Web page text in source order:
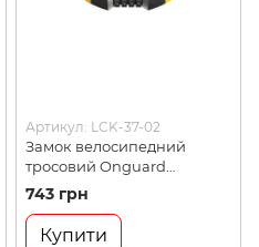
Артикул: LCK-37-02
Замок велосипедний
тросовий Onguard
Doberman, кодовий, 185см
х 12мм, Yellow (LCK-37-02)
743 грн
Купити